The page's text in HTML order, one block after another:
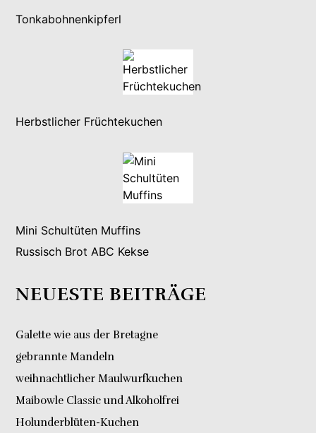
Tonkabohnenkipferl
Herbstlicher Früchtekuchen
Mini Schultüten Muffins
Russisch Brot ABC Kekse
NEUESTE BEITRÄGE
Galette wie aus der Bretagne
gebrannte Mandeln
weihnachtlicher Maulwurfkuchen
Maibowle Classic und Alkoholfrei
Holunderblüten-Kuchen